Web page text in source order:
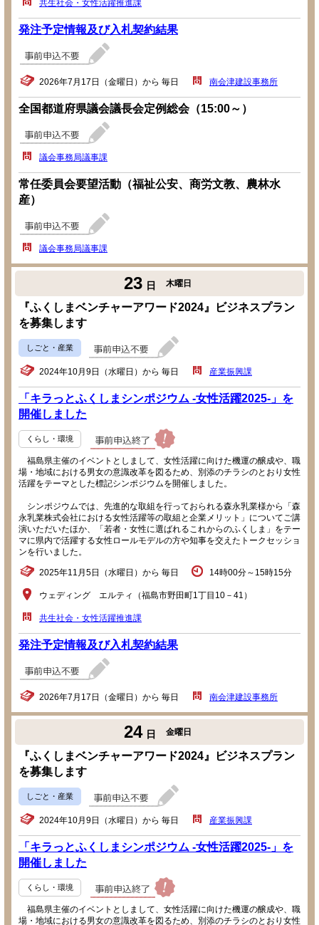
共生社会・女性活躍推進課
発注予定情報及び入札契約結果
2026年7月17日（金曜日）から 毎日 南会津建設事務所
全国都道府県議会議長会定例総会（15:00～）
議会事務局議事課
常任委員会要望活動（福祉公安、商労文教、農林水
産）
議会事務局議事課
23 日 木曜日
『ふくしまベンチャーアワード2024』ビジネスプラン
を募集します
しごと・産業
2024年10月9日（水曜日）から 毎日 産業振興課
「キラっとふくしまシンポジウム -女性活躍2025-」を
開催しました
くらし・環境
福島県主催のイベントとしまして、女性活躍に向けた機運の醸成や、職
場・地域における男女の意識改革を図るため、別添のチラシのとおり女性
活躍をテーマとした標記シンポジウムを開催しました。
シンポジウムでは、先進的な取組を行っておられる森永乳業様から「森
永乳業株式会社における女性活躍等の取組と企業メリット」についてご講
演いただいたほか、「若者・女性に選ばれるこれからのふくしま」をテー
マに県内で活躍する女性ロールモデルの方や知事を交えたトークセッショ
ンを行いました。
2025年11月5日（水曜日）から 毎日 14時00分～15時15分
ウェディング エルティ（福島市野田町1丁目10－41）
共生社会・女性活躍推進課
発注予定情報及び入札契約結果
2026年7月17日（金曜日）から 毎日 南会津建設事務所
24 日 金曜日
『ふくしまベンチャーアワード2024』ビジネスプラン
を募集します
しごと・産業
2024年10月9日（水曜日）から 毎日 産業振興課
「キラっとふくしまシンポジウム -女性活躍2025-」を
開催しました
くらし・環境
福島県主催のイベントとしまして、女性活躍に向けた機運の醸成や、職
場・地域における男女の意識改革を図るため、別添のチラシのとおり女性